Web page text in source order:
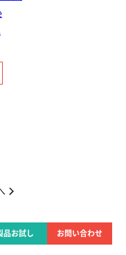
品お試し お問い合わせ
たい『情報鮮